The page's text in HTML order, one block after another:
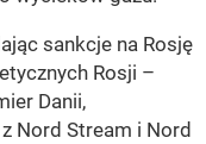
sankcje na Rosję
Rosji –
Danii,
Nord Stream i Nord